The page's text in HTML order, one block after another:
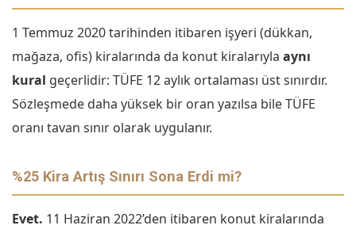
1 Temmuz 2020 tarihinden itibaren işyeri (dükkan,
mağaza, ofis) kiralarında da konut kiralarıyla aynı
kural geçerlidir: TÜFE 12 aylık ortalaması üst sınırdır.
Sözleşmede daha yüksek bir oran yazılsa bile TÜFE
oranı tavan sınır olarak uygulanır.
%25 Kira Artış Sınırı Sona Erdi mi?
Evet. 11 Haziran 2022’den itibaren konut kiralarında